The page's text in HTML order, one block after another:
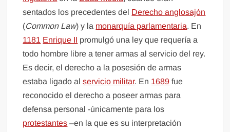
sentados los precedentes del Derecho anglosajón
(Common Law) y la monarquía parlamentaria. En
1181 Enrique II promulgó una ley que requería a
todo hombre libre a tener armas al servicio del rey.
Es decir, el derecho a la posesión de armas
estaba ligado alservicio militar. En 1689 fue
reconocido el derecho a poseer armas para
defensa personal -únicamente para los
protestantes –en la que es su interpretación